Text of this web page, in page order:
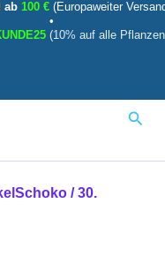
ab 100 € (Europaweiter
•
(10% auf alle
/30.